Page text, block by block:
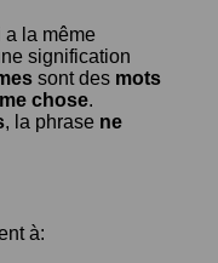
a la même
signification
sont des mots
chose.
, la phrase ne
à: